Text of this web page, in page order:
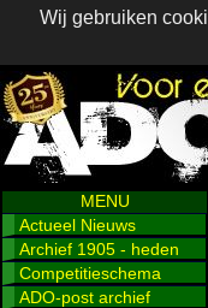
Wij gebruiken
MENU
Actueel Nieuws
Archief 1905 - heden
Competitieschema
ADO-post archief